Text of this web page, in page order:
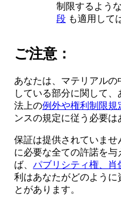
制限するよう
段 も適用して
ご注意：
あなたは、マテリアル
している部分に関して
法上の例外や権利制限規
ンスの規定に従う必要は
保証は提供されていませ
に必要な全ての許諾を与
ば、 パブリシティ権、肖
利はあなたがどのように
とがあります。